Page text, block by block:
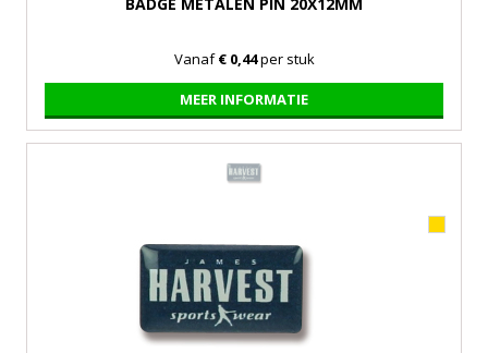
Vanaf€ 0,44per stuk
MEER INFORMATIE